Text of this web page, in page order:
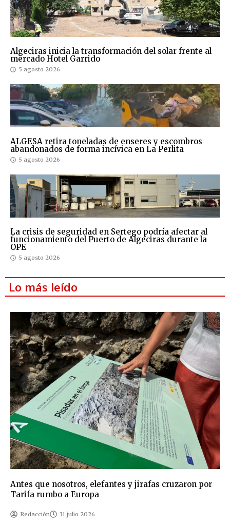
Algeciras inicia la transformación del solar frente al
mercado Hotel Garrido
5 agosto 2026
ALGESA retira toneladas de enseres y escombros
abandonados de forma incívica en La Perlita
5 agosto 2026
La crisis de seguridad en Sertego podría afectar al
funcionamiento del Puerto de Algeciras durante la
OPE
5 agosto 2026
Lo más leído
Antes que nosotros, elefantes y jirafas cruzaron por
Tarifa rumbo a Europa
Redacción 31 julio 2026